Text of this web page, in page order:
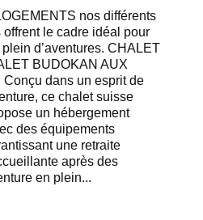
nos différents
offrent le cadre idéal pour
plein d’aventures. CHALET
BUDOKAN AUX
dans un esprit de
ce chalet suisse
un hébergement
des équipements
une retraite
après des
en plein...